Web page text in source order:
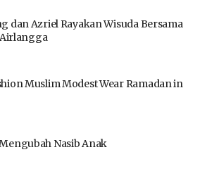
dan Azriel Rayakan Wisuda Bersama
Muslim Modest Wear Ramadan in
Nasib Anak